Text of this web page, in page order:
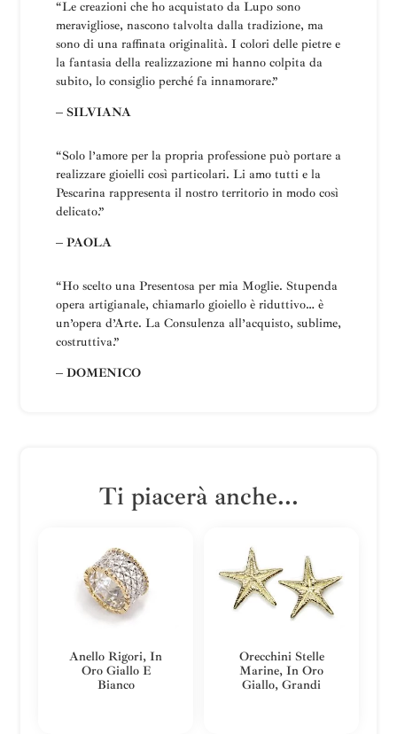
“Le creazioni che ho acquistato da Lupo sono
meravigliose, nascono talvolta dalla tradizione, ma
sono di una raffinata originalità. I colori delle pietre e
la fantasia della realizzazione mi hanno colpita da
subito, lo consiglio perché fa innamorare.”
– SILVIANA
“Solo l’amore per la propria professione può portare a
realizzare gioielli così particolari. Li amo tutti e la
Pescarina rappresenta il nostro territorio in modo così
delicato.”
– PAOLA
“Ho scelto una Presentosa per mia Moglie. Stupenda
opera artigianale, chiamarlo gioiello è riduttivo… è
un’opera d’Arte. La Consulenza all’acquisto, sublime,
costruttiva.”
– DOMENICO
Ti piacerà anche...
Anello Rigori, In
Oro Giallo E
Bianco
Orecchini Stelle
Marine, In Oro
Giallo, Grandi